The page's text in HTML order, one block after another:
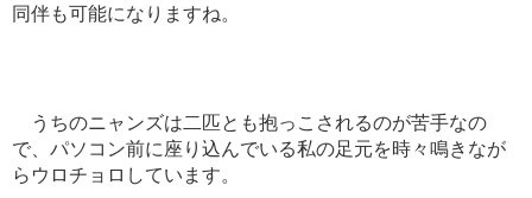
同伴も可能になりますね。
うちのニャンズは二匹とも抱っこされるのが苦手なの
で、パソコン前に座り込んでいる私の足元を時々鳴きなが
らウロチョロしています。